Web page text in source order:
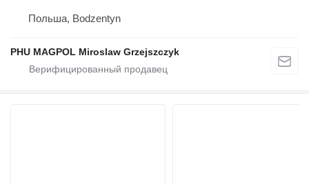
Польша, Bodzentyn
PHU MAGPOL Miroslaw Grzejszczyk